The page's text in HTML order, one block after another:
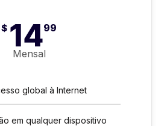
$ 1499
Mensal
global à Internet
em qualquer dispositivo